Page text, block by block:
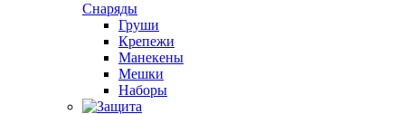
Снаряды
Груши
Крепежи
Манекены
Мешки
Наборы